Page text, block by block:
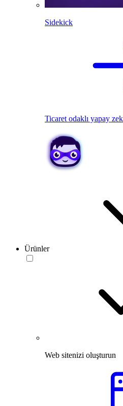
Sidekick
Ticaret odaklı yapay
Ürünler
Web sitenizi oluşturun